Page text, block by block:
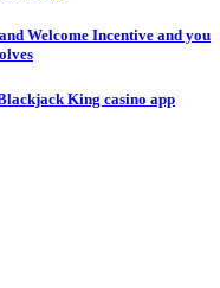
Welcome Incentive and you
King casino app